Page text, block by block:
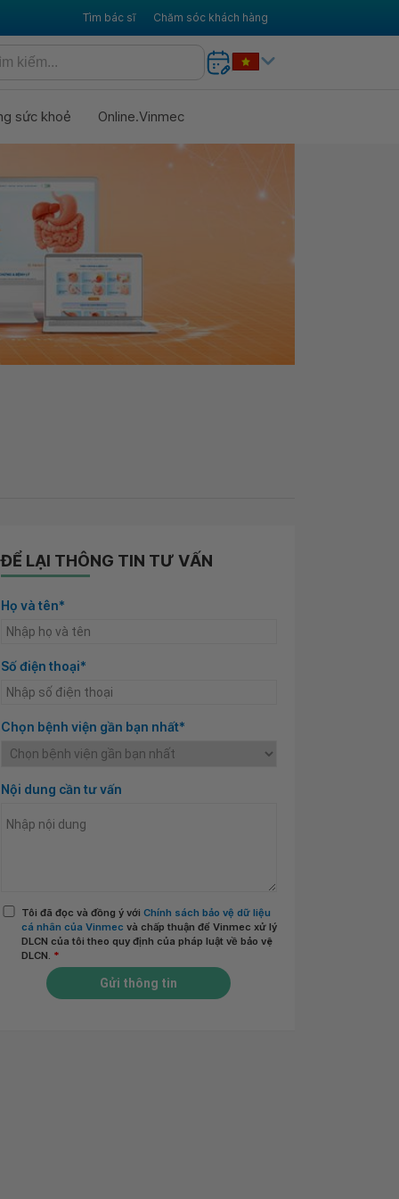
Tìm bác sĩ Chăm sóc khách hàng
sức khoẻ Online.Vinmec
ĐỂ LẠI THÔNG TIN TƯ VẤN
Họ và tên*
Số điện thoại*
Chọn bệnh viện gần bạn nhất*
Nội dung cần tư vấn
Tôi đã đọc và đồng ý với Chính sách bảo vệ dữ liệu
cá nhân của Vinmec và chấp thuận để Vinmec xử lý
DLCN của tôi theo quy định của pháp luật về bảo vệ
DLCN. *
Gửi thông tin